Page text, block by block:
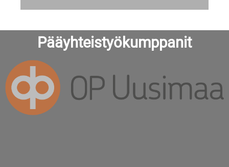
Pääyhteistyökumppanit